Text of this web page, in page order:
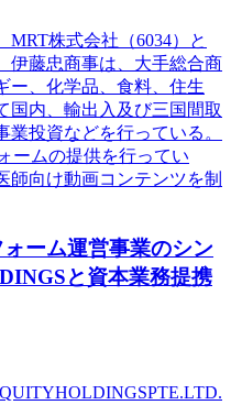
MRT株式会社（6034）と
伊藤忠商事は、大手総合商
ー、化学品、食料、住生
国内、輸出入及び三国間取
投資などを行っている。
ームの提供を行ってい
師向け動画コンテンツを制
ーム運営事業のシン
と資本業務提携